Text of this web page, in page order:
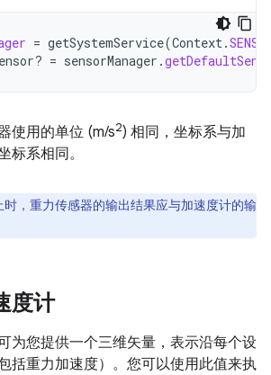
= getSystemService(Context.
= sensorManager .
使用的单位 (m/s2) 相同，坐标系与加
标系相同。
时，重力传感器的输出结果应与加速度计的输
度计
为您提供一个三维矢量，表示沿每个设
括重力加速度）。您可以使用此值来执